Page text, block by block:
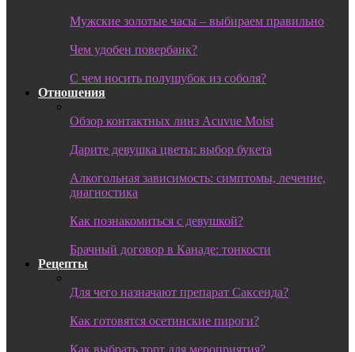
Мужские золотые часы – выбираем правильно
Чем удобен повербанк?
С чем носить полушубок из соболя?
Отношения
Обзор контактных линз Acuvue Moist
Дарите девушка цветы: выбор букета
Алкогольная зависимость: симптомы, лечение,
диагностика
Как познакомиться с девушкой?
Брачный договор в Канаде: тонкости
Рецепты
Для чего назначают препарат Саксенда?
Как готовятся осетинские пироги?
Как выбрать торт для мероприятия?